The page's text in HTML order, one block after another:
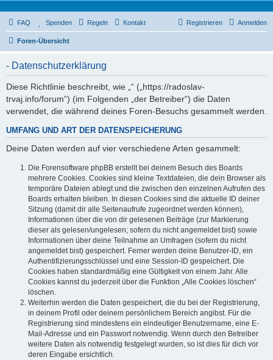
FAQ Spenden Regeln Kontakt Anmelden
Registrieren
Foren-Übersicht
- Datenschutzerklärung
Diese Richtlinie beschreibt, wie „“ („https://radoslav-
trvaj.info/forum“) (im Folgenden „der Betreiber“) die Daten
verwendet, die während deines Foren-Besuchs gesammelt werden.
UMFANG UND ART DER DATENSPEICHERUNG
Deine Daten werden auf vier verschiedene Arten gesammelt:
Die Forensoftware phpBB erstellt bei deinem Besuch des Boards
mehrere Cookies. Cookies sind kleine Textdateien, die dein Browser als
temporäre Dateien ablegt und die zwischen den einzelnen Aufrufen des
Boards erhalten bleiben. In diesen Cookies sind die aktuelle ID deiner
Sitzung (damit dir alle Seitenaufrufe zugeordnet werden können),
Informationen über die von dir gelesenen Beiträge (zur Markierung
dieser als gelesen/ungelesen; sofern du nicht angemeldet bist) sowie
Informationen über deine Teilnahme an Umfragen (sofern du nicht
angemeldet bist) gespeichert. Ferner werden deine Benutzer-ID, ein
Authentifizierungsschlüssel und eine Session-ID gespeichert. Die
Cookies haben standardmäßig eine Gültigkeit von einem Jahr. Alle
Cookies kannst du jederzeit über die Funktion „Alle Cookies löschen“
löschen.
Weiterhin werden die Daten gespeichert, die du bei der Registrierung,
in deinem Profil oder deinem persönlichem Bereich angibst. Für die
Registrierung sind mindestens ein eindeutiger Benutzername, eine E-
Mail-Adresse und ein Passwort notwendig. Wenn durch den Betreiber
weitere Daten als notwendig festgelegt wurden, so ist dies für dich vor
deren Eingabe ersichtlich.